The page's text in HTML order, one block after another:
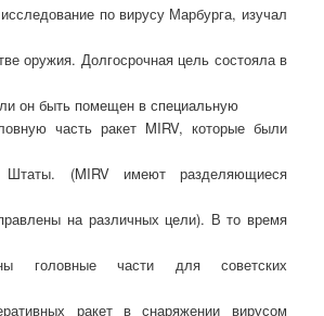
по вирусу Марбурга, изучал
оружия. Долгосрочная цель состояла в
он быть помещен в специальную
часть ракет MIRV, которые были
Штаты. (MIRV имеют разделяющиеся
на различных цели). В то время
головные части для советских
ракет в снаряжении вирусом